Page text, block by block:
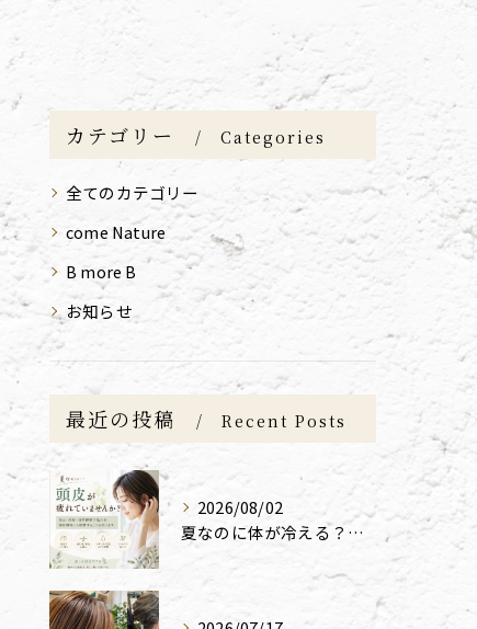
カテゴリー Categories
全てのカテゴリー
come Nature
B more B
お知らせ
最近の投稿 Recent Posts
2026/08/02
夏なのに体が冷える？実は髪や頭皮にも影響する「夏の冷え」と自律神経の乱れ｜福岡の美容室 come Nature